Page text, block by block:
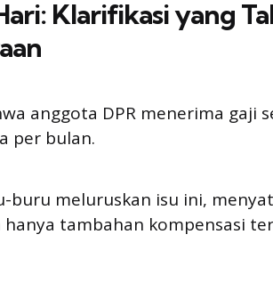
Klarifikasi yang
anggota DPR menerima gaji
per bulan.
buru meluruskan isu ini,
tambahan kompensasi